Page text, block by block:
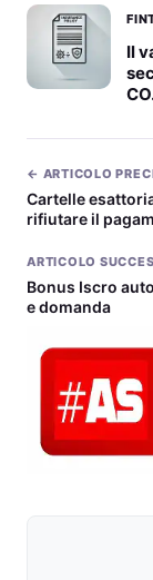
Il
← ARTICOLO
Cartelle
rifiutare il
ARTICOLO
Bonus Iscro
e domanda